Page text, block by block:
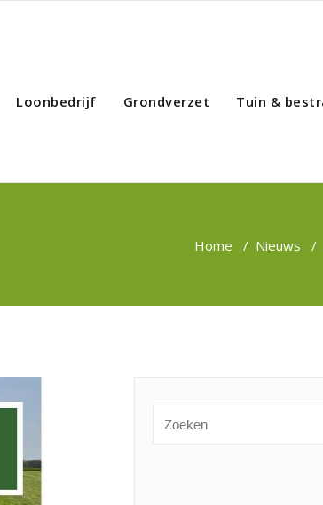
Loonbedrijf Grondverzet Tuin &
Home / Nieuws /